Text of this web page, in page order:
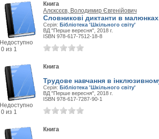
Недоступно
0 из 1
Книга
Алєксєєв, Володимир Євгенійович
Словникові диктанти в
Серія: Бібліотека 'Шкільного світу'
ВД "Перше вересня", 2018 г.
ISBN 978-617-7512-18-8
Недоступно
0 из 1
Книга
Трудове навчання в
Серія: Бібліотека 'Шкільного світу'
ВД "Перше вересня", 2018 г.
ISBN 978-617-7287-90-1
Книга